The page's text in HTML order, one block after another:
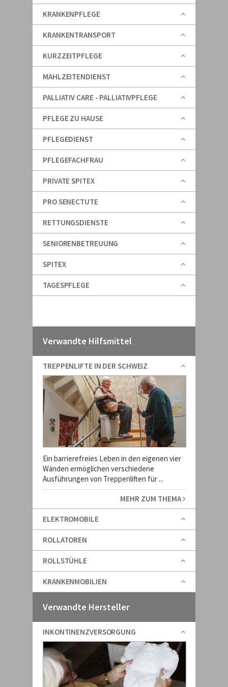
KRANKENPFLEGE
KRANKENTRANSPORT
KURZZEITPFLEGE
MAHLZEITENDIENST
PALLIATIV CARE - PALLIATIVPFLEGE
PFLEGE ZU HAUSE
PFLEGEDIENST
PFLEGEFACHFRAU
PRIVATE SPITEX
PRO SENECTUTE
RETTUNGSDIENSTE
SENIORENBETREUUNG
SPITEX
TAGESPFLEGE
Verwandte Hilfsmittel
TREPPENLIFTE IN DER SCHWEIZ
Ein barrierefreies Leben in den eigenen vier
Wänden ermöglichen verschiedene
Ausführungen von Treppenliften für ...
MEHR ZUM THEMA
ELEKTROMOBILE
ROLLATOREN
ROLLSTÜHLE
KRANKENMOBILIEN
Verwandte Hersteller
INKONTINENZVERSORGUNG